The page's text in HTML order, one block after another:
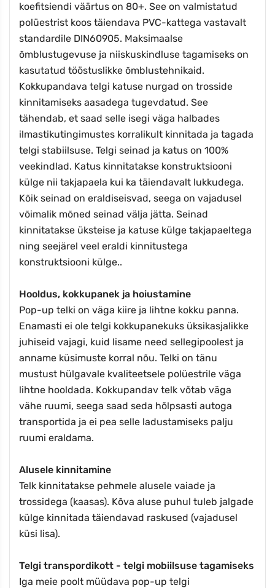
koefitsiendi väärtus on 80+. See on valmistatud
polüestrist koos täiendava PVC-kattega vastavalt
standardile DIN60905. Maksimaalse
õmblustugevuse ja niiskuskindluse tagamiseks on
kasutatud tööstuslikke õmblustehnikaid.
Kokkupandava telgi katuse nurgad on trosside
kinnitamiseks aasadega tugevdatud. See
tähendab, et saad selle isegi väga halbades
ilmastikutingimustes korralikult kinnitada ja tagada
telgi stabiilsuse. Telgi seinad ja katus on 100%
veekindlad. Katus kinnitatakse konstruktsiooni
külge nii takjapaela kui ka täiendavalt lukkudega.
Kõik seinad on eraldiseisvad, seega on vajadusel
võimalik mõned seinad välja jätta. Seinad
kinnitatakse üksteise ja katuse külge takjapaeltega
ning seejärel veel eraldi kinnitustega
konstruktsiooni külge..
Hooldus, kokkupanek ja hoiustamine
Pop-up telki on väga kiire ja lihtne kokku panna.
Enamasti ei ole telgi kokkupanekuks üksikasjalikke
juhiseid vajagi, kuid lisame need sellegipoolest ja
anname küsimuste korral nõu. Telki on tänu
mustust hülgavale kvaliteetsele polüestrile väga
lihtne hooldada. Kokkupandav telk võtab väga
vähe ruumi, seega saad seda hõlpsasti autoga
transportida ja ei pea selle ladustamiseks palju
ruumi eraldama.
Alusele kinnitamine
Telk kinnitatakse pehmele alusele vaiade ja
trossidega (kaasas). Kõva aluse puhul tuleb jalgade
külge kinnitada täiendavad raskused (vajadusel
küsi lisa).
Telgi transpordikott - telgi mobiilsuse tagamiseks
Iga meie poolt müüdava pop-up telgi